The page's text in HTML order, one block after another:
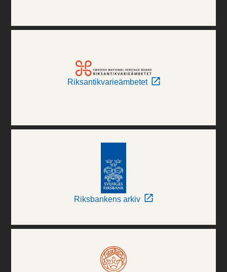
Riksantikvarieämbetet
Riksbankens arkiv